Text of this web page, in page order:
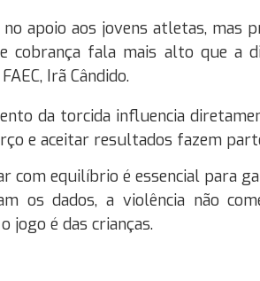
apoio aos jovens atletas, mas
cobrança fala mais alto que a
Irã Cândido.
da torcida influencia
e aceitar resultados fazem
com equilíbrio é essencial para
os dados, a violência não
jogo é das crianças.